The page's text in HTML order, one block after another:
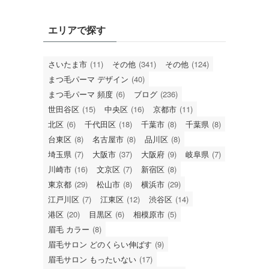
エリアで探す
さいたま市 (11) その他 (341) その他 (124)
まつ毛パーマ デザイン (40)
まつ毛パーマ 頻度 (6) ブログ (236)
世田谷区 (15) 中央区 (16) 京都市 (11)
北区 (6) 千代田区 (18) 千葉市 (8) 千葉県 (8)
台東区 (8) 名古屋市 (8) 品川区 (8)
埼玉県 (7) 大阪市 (37) 大阪府 (9) 岐阜県 (7)
川崎市 (16) 文京区 (7) 新宿区 (8)
東京都 (29) 松山市 (8) 横浜市 (29)
江戸川区 (7) 江東区 (12) 渋谷区 (14)
港区 (20) 目黒区 (6) 相模原市 (5)
眉毛 カラー (8)
眉毛サロン どのくらい伸ばす (9)
眉毛サロン もったいない (17)